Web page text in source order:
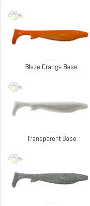
Blaze Orange Base
Transparent Base